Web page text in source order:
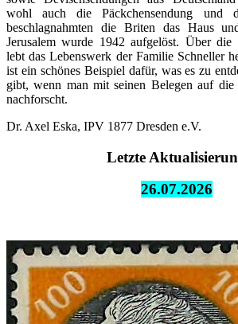
wohl auch die Päckchensendung und
beschlagnahmten die Briten das Haus
Jerusalem wurde 1942 aufgelöst. Über die
lebt das Lebenswerk der Familie Schneller
ist ein schönes Beispiel dafür, was es zu
gibt, wenn man mit seinen Belegen auf die
nachforscht.
Dr. Axel Eska, IPV 1877 Dresden e.V.
Letzte
26.07.2026